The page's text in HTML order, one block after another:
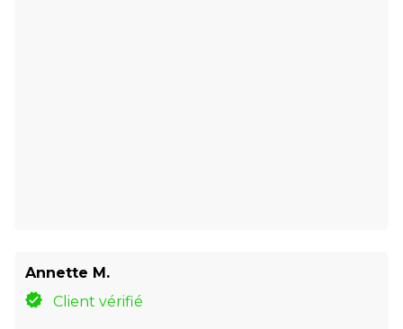
Annette M.
Client vérifié